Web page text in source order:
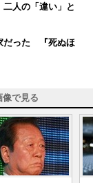
人の「違い」と
だった 『死ぬほ
像で見る